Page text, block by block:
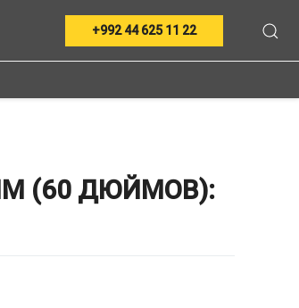
+992 44 625 11 22
(60 ДЮЙМОВ):